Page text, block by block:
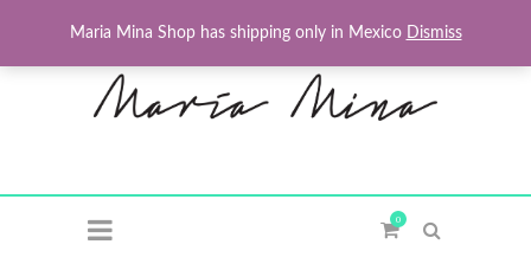
0
Maria Mina Shop has shipping only in Mexico Dismiss